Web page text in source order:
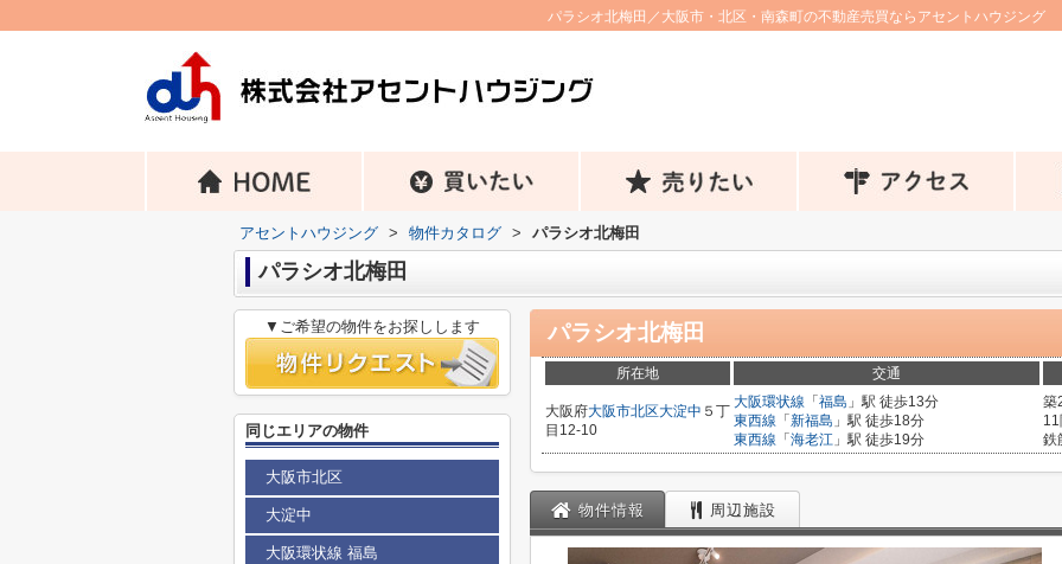
パラシオ北梅田／大阪市・北区・南森町の不動産売買ならアセントハウジング
アセントハウジング > 物件カタログ > パラシオ北梅田
パラシオ北梅田
パラシオ北梅田
所在地 交通
大阪府大阪市北区大淀中 ５丁
目12-10
大阪環状線 「 福島 」駅 徒歩13分
東西線 「 新福島 」駅 徒歩18分
東西線 「 海老江 」駅 徒歩19分
築
鉄
物件情報 周辺施設
▼ご希望の物件をお探しします
同じエリアの物件
大阪市北区
大淀中
大阪環状線 福島